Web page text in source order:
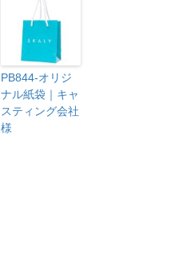
PB844-オリジ
ナル紙袋｜キャ
スティング会社
様